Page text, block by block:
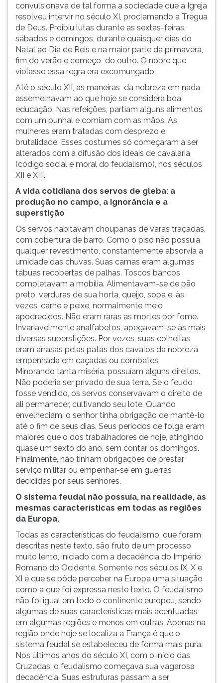
convulsionava de tal forma a sociedade que a Igreja
resolveu intervir no século XI, proclamando a Trégua
de Deus. Proibiu lutas durante as sextas-feiras,
sábados e domingos, durante quaisquer dias do
Natal ao Dia de Reis e na maior parte da primavera,
fim do verão e começo do outro. O nobre que
violasse essa regra era excomungado.
Até o século XII, as maneiras da nobreza em nada
assemelhavam ao que hoje se considera boa
educação. Nas refeições, partiam alguns alimentos
com um punhal e comiam com as mãos. As
mulheres eram tratadas com desprezo e
brutalidade. Esses costumes só começaram a ser
alterados com a difusão dos ideais de cavalaria
(código social e moral do feudalismo), nos séculos
XII e XIII.
A vida cotidiana dos servos de gleba: a
produção no campo, a ignorância e a
superstição
Os servos habitavam choupanas de varas traçadas,
com cobertura de barro. Como o piso não possuía
qualquer revestimento, constantemente absorvia a
umidade das chuvas. Suas camas eram algumas
tábuas recobertas de palhas. Toscos bancos
completavam a mobília. Alimentavam-se de pão
preto, verduras de sua horta, queijo, sopa e, às
vezes, carne e peixe, normalmente meio
apodrecidos. Não eram raras as mortes por fome.
Invariavelmente analfabetos, apegavam-se às mais
diversas superstições. Por vezes, suas colheitas
eram arrasas pelas patas dos cavalos da nobreza
empenhada em caçadas ou combates.
Minorando tanta miséria, possuíam alguns direitos.
Não poderia ser privado de sua terra. Se o feudo
fosse vendido, os servos conservavam o direito de
ali permanecer, cultivando seu lote. Quando
envelheciam, o senhor tinha obrigação de mantê-lo
até o fim de seus dias. Seus períodos de folga eram
maiores que o dos trabalhadores de hoje, atingindo
quase um sexto do ano, sem contar os domingos.
Finalmente, não tinham obrigações de prestar
serviço militar ou empenhar-se em guerras
decididas por seus senhores.
O sistema feudal não possuía, na realidade, as
mesmas características em todas as regiões
da Europa.
Todas as características do feudalismo, que foram
descritas neste texto, são fruto de um processo
muito lento, iniciado com a decadência do Império
Romano do Ocidente. Somente nos séculos IX, X e
XI é que se pôde perceber na Europa uma situação
como a que foi expressa neste texto. O feudalismo
não foi igual em todo o continente europeu, sendo
algumas de suas características mais acentuadas
em algumas regiões e menos em outras. Apenas na
região onde hoje se localiza a França é que o
sistema feudal se estabeleceu de forma mais pura.
Nos últimos anos do século XI, com o início das
Cruzadas, o feudalismo começava sua vagarosa
decadência. Suas estruturas passam a ser